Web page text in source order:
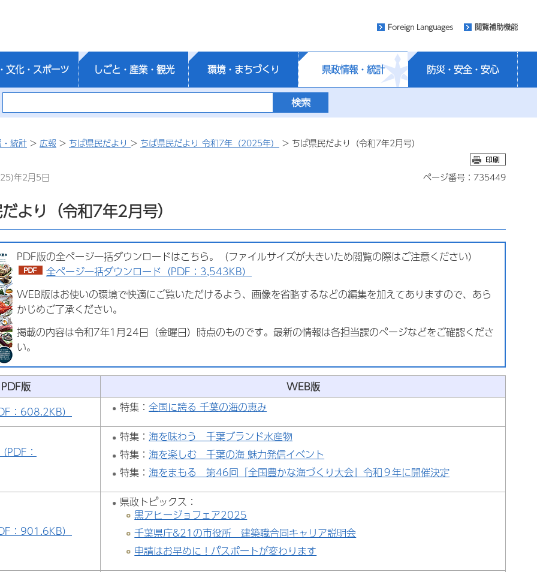
Foreign Languages 閲覧補助機能
文化・スポーツ しごと・産業・観光 環境・まちづくり 県政情報・統計 防災・安全・安心
統計 > 広報 > ちば県民だより > ちば県民だより 令和7年（2025年） > ちば県民だより（令和7年2月号）
年2月5日 ページ番号：735449
より（令和7年2月号）
PDF版の全ページ一括ダウンロードはこちら。（ファイルサイズが大きいため閲覧の際はご注意ください）
全ページ一括ダウンロード（PDF：3,543KB）
WEB版はお使いの環境で快適にご覧いただけるよう、画像を省略するなどの編集を加えてありますので、あら
かじめご了承ください。
掲載の内容は令和7年1月24日（金曜日）時点のものです。最新の情報は各担当課のページなどをご確認くださ
い。
PDF版
WEB版
：608.2KB）
特集：全国に誇る 千葉の海の恵み
PDF：
特集：海を味わう 千葉ブランド水産物
特集：海を楽しむ 千葉の海 魅力発信イベント
特集：海をまもる 第46回「全国豊かな海づくり大会」令和９年に開催決定
：901.6KB）
県政トピックス：
黒アヒージョフェア2025
千葉県庁&21の市役所 建築職合同キャリア説明会
申請はお早めに！パスポートが変わります